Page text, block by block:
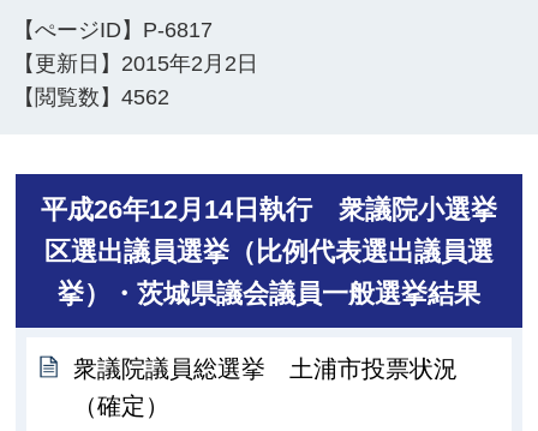
【ぺージID】 P-6817
【更新日】 2015年2月2日
【閲覧数】4562
平成26年12月14日執行 衆議院小選挙
区選出議員選挙（比例代表選出議員選
挙）・茨城県議会議員一般選挙結果
衆議院議員総選挙 土浦市投票状況
（確定）